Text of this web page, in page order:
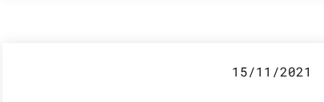
15/11/2021